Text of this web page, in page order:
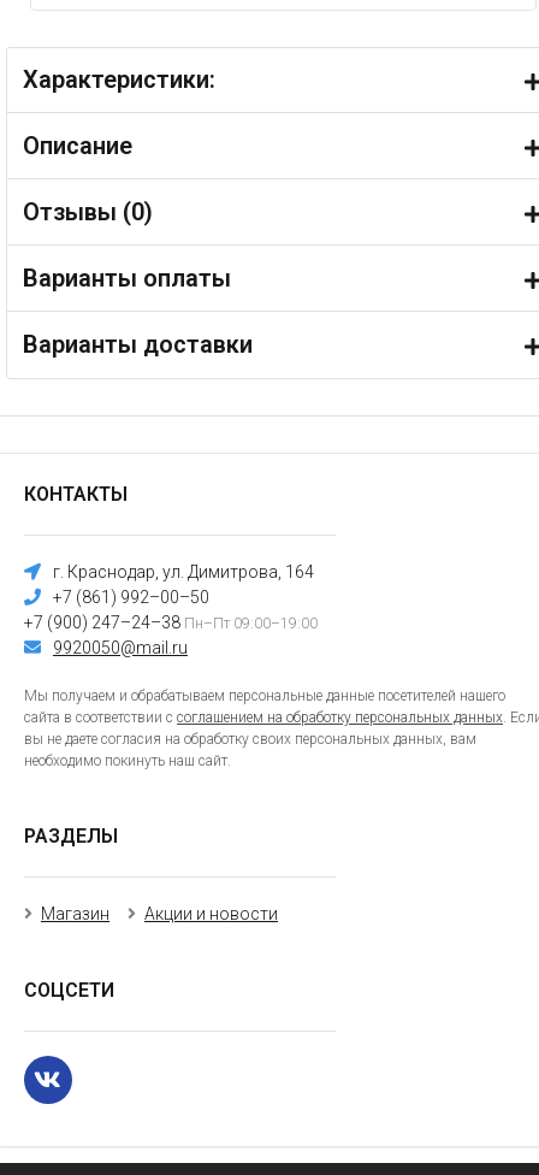
Характеристики:
Описание
Отзывы (0)
Варианты оплаты
Варианты доставки
КОНТАКТЫ
г. Краснодар, ул. Димитрова, 164
+7 (861) 992–00–50
+7 (900) 247–24–38 Пн–Пт 09:00–19:00
9920050@mail.ru
Мы получаем и обрабатываем персональные данные посетителей нашего
сайта в соответствии с соглашением на обработку персональных данных.
вы не даете согласия на обработку своих персональных данных, вам
необходимо покинуть наш сайт.
РАЗДЕЛЫ
Магазин Акции и новости
СОЦСЕТИ